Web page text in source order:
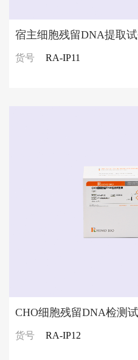
宿主细胞残留DNA提取试
货号 RA-IP11
CHO细胞残留DNA检测
货号 RA-IP12